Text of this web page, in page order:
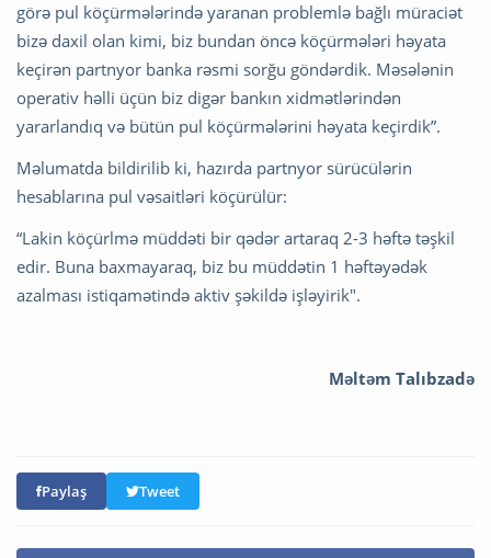
görə pul köçürmələrində yaranan problemlə bağlı müraciət
bizə daxil olan kimi, biz bundan öncə köçürmələri həyata
keçirən partnyor banka rəsmi sorğu göndərdik. Məsələnin
operativ həlli üçün biz digər bankın xidmətlərindən
yararlandıq və bütün pul köçürmələrini həyata keçirdik”.
Məlumatda bildirilib ki, hazırda partnyor sürücülərin
hesablarına pul vəsaitləri köçürülür:
“Lakin köçürlmə müddəti bir qədər artaraq 2-3 həftə təşkil
edir. Buna baxmayaraq, biz bu müddətin 1 həftəyədək
azalması istiqamətində aktiv şəkildə işləyirik".
Məltəm Talıbzadə
Paylaş Tweet